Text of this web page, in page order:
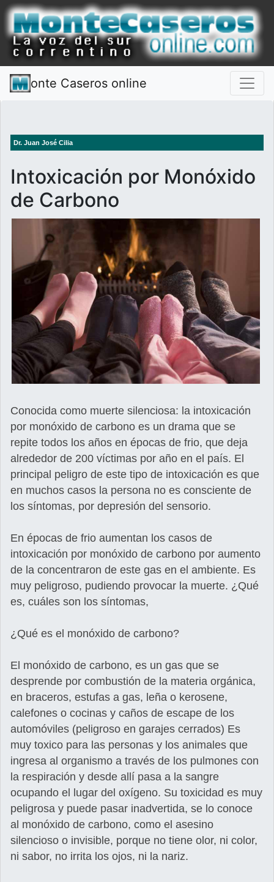
onte Caseros online
Dr. Juan José Cilia
Intoxicación por Monóxido
de Carbono
Conocida como muerte silenciosa: la intoxicación
por monóxido de carbono es un drama que se
repite todos los años en épocas de frio, que deja
alrededor de 200 víctimas por año en el país. El
principal peligro de este tipo de intoxicación es que
en muchos casos la persona no es consciente de
los síntomas, por depresión del sensorio.
En épocas de frio aumentan los casos de
intoxicación por monóxido de carbono por aumento
de la concentraron de este gas en el ambiente. Es
muy peligroso, pudiendo provocar la muerte. ¿Qué
es, cuáles son los síntomas,
¿Qué es el monóxido de carbono?
El monóxido de carbono, es un gas que se
desprende por combustión de la materia orgánica,
en braceros, estufas a gas, leña o kerosene,
calefones o cocinas y caños de escape de los
automóviles (peligroso en garajes cerrados) Es
muy toxico para las personas y los animales que
ingresa al organismo a través de los pulmones con
la respiración y desde allí pasa a la sangre
ocupando el lugar del oxígeno. Su toxicidad es muy
peligrosa y puede pasar inadvertida, se lo conoce
al monóxido de carbono, como el asesino
silencioso o invisible, porque no tiene olor, ni color,
ni sabor, no irrita los ojos, ni la nariz.